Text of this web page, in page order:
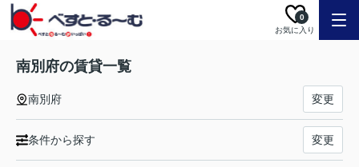
お気に入り
0
南別府の賃貸一覧
南別府 変更
条件から探す 変更